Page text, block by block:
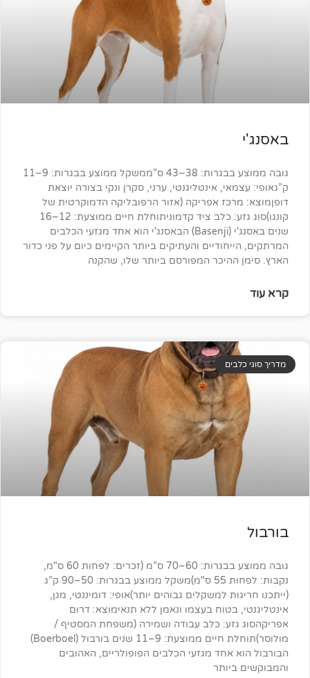
גובה ממוצע בבגרות: 38–43 ס”ממשקל ממוצע בבגרות: 9–11
אינטליגנטי, ערני, סקרן ונקי בצורה יוצאת
אפריקה (אזור הרפובליקה הדמוקרטית של
קונגו)סוג גזע: כלב ציד קדמוניתוחלת חיים ממוצעת: 12–16
שנים באסנג'י (Basenji) הבאסנג'י הוא אחד מגזעי הכלבים
והעתיקים ביותר הקיימים כיום על פני כדור
המפורסם ביותר שלו, שהקנה
גובה ממוצע בבגרות: 60–70 ס”מ (זכרים: לפחות 60 ס"מ,
נקבות: לפחות 55 ס"מ)משקל ממוצע בבגרות: 50–90 ק”ג
למשקלים גבוהים יותר)אופי: דומיננטי, מגן,
בעצמו ונאמן ללא תנאימוצא: דרום
כלב עבודה ושמירה (משפחת המסטיף /
מולוסר)תוחלת חיים ממוצעת: 9–11 שנים בורבול (Boerboel)
מגזעי הכלבים הפופולריים, האהובים